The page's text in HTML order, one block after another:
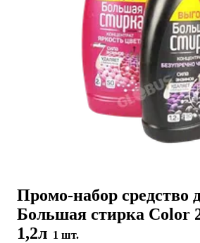
Промо-набор средство
Большая стирка Color
1,2л 1 шт.